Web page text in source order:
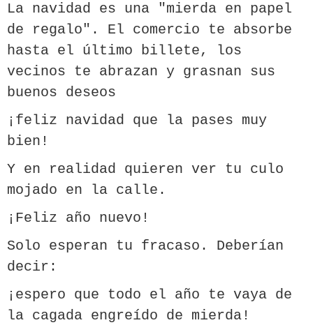
La navidad es una "mierda en papel
de regalo". El comercio te absorbe
hasta el último billete, los
vecinos te abrazan y grasnan sus
buenos deseos
¡feliz navidad que la pases muy
bien!
Y en realidad quieren ver tu culo
mojado en la calle.
¡Feliz año nuevo!
Solo esperan tu fracaso. Deberían
decir:
¡espero que todo el año te vaya de
la cagada engreído de mierda!